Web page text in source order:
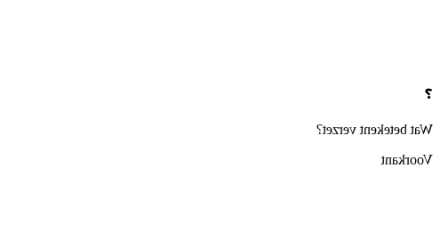
❓
Wat betekent verzet?
Voorkant